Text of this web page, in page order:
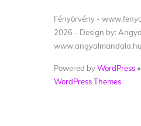
Fényörvény -
2026 - Design by:
www.angyalmandala.hu
Powered byWordPress •
WordPress Themes